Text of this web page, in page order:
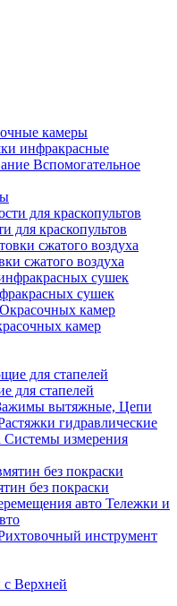
камеры
инфракрасные
Вспомогательное
для краскопультов
сжатого воздуха
сушек
камер
для стапелей
вытяжные, Цепи
гидравлические
Системы измерения
без покраски
Тележки и
инструмент